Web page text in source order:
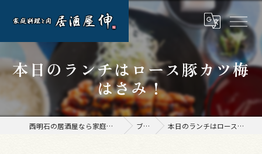
本日のランチはロース豚カツ梅
はさみ！
西明石の居酒屋なら家庭料理と肉 居酒屋 伸 ブログ 本日のランチはロース豚カツ梅はさみ！